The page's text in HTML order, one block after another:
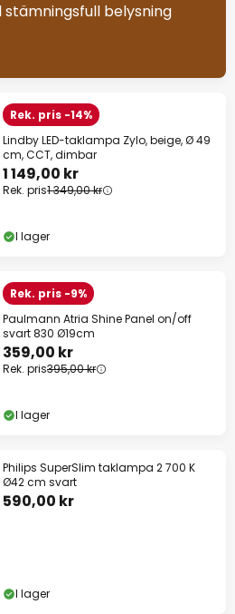
belysning
Rek. pris -14%
Lindby LED-taklampa Zylo, beige, Ø 49
cm, CCT, dimbar
1 149,00 kr
Rek. pris1 349,00 kr
I lager
Rek. pris -9%
Paulmann Atria Shine Panel on/off
svart 830 Ø19cm
359,00 kr
Rek. pris395,00 kr
I lager
Philips SuperSlim taklampa 2 700 K
Ø42 cm svart
590,00 kr
I lager